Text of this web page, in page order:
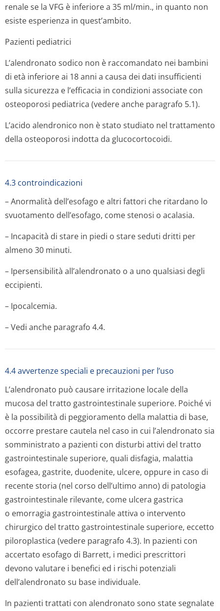
renale se la VFG è inferiore a 35 ml/min., in quanto non
esiste esperienza in quest’ambito.
Pazienti pediatrici
L’alendronato sodico non è raccomandato nei bambini
di età inferiore ai 18 anni a causa dei dati insufficienti
sulla sicurezza e l’efficacia in condizioni associate con
osteoporosi pediatrica (vedere anche paragrafo 5.1).
L’acido alendronico non è stato studiato nel trattamento
della osteoporosi indotta da glucocortocoidi.
4.3 controindicazioni
– Anormalità dell’esofago e altri fattori che ritardano lo
svuotamento dell’esofago, come stenosi o acalasia.
– Incapacità di stare in piedi o stare seduti dritti per
almeno 30 minuti.
– Ipersensibilità all’alendronato o a uno qualsiasi degli
eccipienti.
– Ipocalcemia.
– Vedi anche paragrafo 4.4.
4.4 avvertenze speciali e precauzioni per l’uso
L’alendronato può causare irritazione locale della
mucosa del tratto gastrointestinale superiore. Poiché vi
è la possibilità di peggioramento della malattia di base,
occorre prestare cautela nel caso in cui l’alendronato sia
somministrato a pazienti con disturbi attivi del tratto
gastrointestinale superiore, quali disfagia, malattia
esofagea, gastrite, duodenite, ulcere, oppure in caso di
recente storia (nel corso dell’ultimo anno) di patologia
gastrointestinale rilevante, come ulcera gastrica
o emorragia gastrointestinale attiva o intervento
chirurgico del tratto gastrointestinale superiore, eccetto
piloroplastica (vedere paragrafo 4.3). In pazienti con
accertato esofago di Barrett, i medici prescrittori
devono valutare i benefici ed i rischi potenziali
dell’alendronato su base individuale.
In pazienti trattati con alendronato sono state segnalate